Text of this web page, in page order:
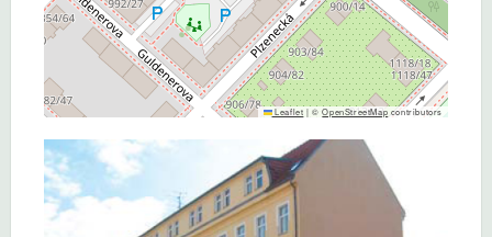
Leaflet | ©OpenStreetMap contributors